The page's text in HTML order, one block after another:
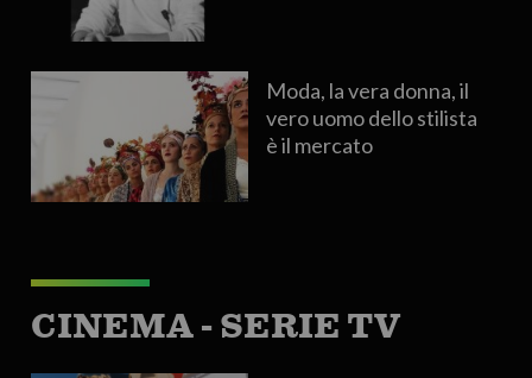
Moda, la vera donna, il
vero uomo dello stilista
è il mercato
CINEMA - SERIE TV